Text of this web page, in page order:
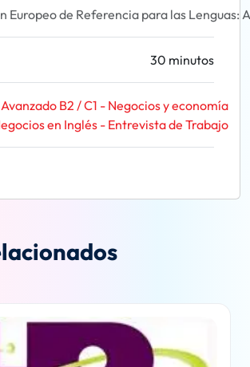
Europeo de Referencia para las Lenguas:
30 minutos
Avanzado B2 / C1 - Negocios y economía
en Inglés - Entrevista de Trabajo